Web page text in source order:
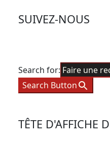
SUIVEZ-NOUS
Search for:
Search Button
TÊTE D'AFFICHE